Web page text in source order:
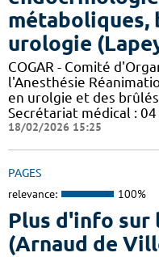
métaboliques,
urologie
COGAR - Comité
l'Anesthésie
en urolgie et des
Secrétariat médical :
18/02/2026 15:25
PAGES
relevance: 100%
Plus d'info sur
(Arnaud de